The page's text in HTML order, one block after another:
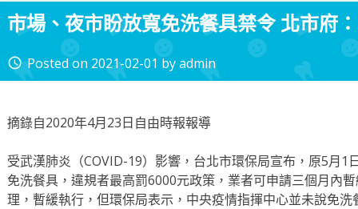
市場、夜市盼放寬免洗餐具禁令 北市府
access_time Posted on 2021-02-01 byadmin
摘錄自2020年4月23日自由時報報導
受武漢肺炎（COVID-19）影響，台北市環保局宣布，原5月1
免洗餐具，違規者最高罰6000元政策，業者可申請三個月內
理，暫緩執行，但環保局表示，中央疫情指揮中心並未說免